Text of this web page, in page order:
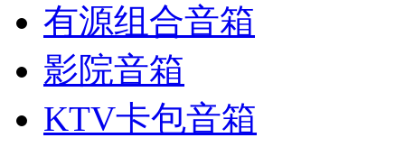
有源组合音箱
影院音箱
KTV卡包音箱